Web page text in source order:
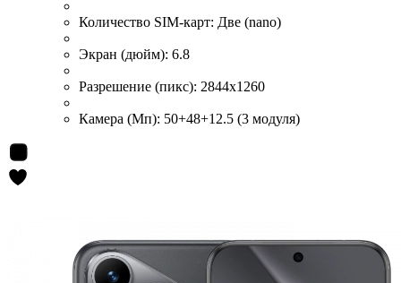
Количество SIM-карт: Две (nano)
Экран (дюйм): 6.8
Разрешение (пикс): 2844x1260
Камера (Мп): 50+48+12.5 (3 модуля)